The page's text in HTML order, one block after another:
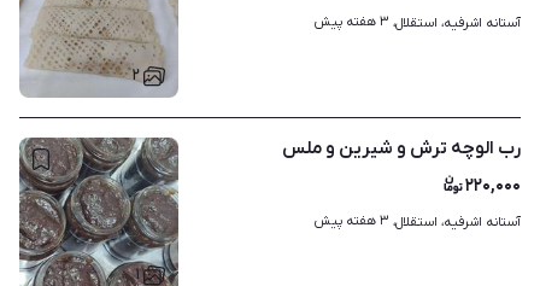
۲
آستانه اشرفیه، استقلال، ۳ هفته پیش
۱
رب الوچه ترش و شیرین و ملس
۲۲۰,۰۰۰
آستانه اشرفیه، استقلال، ۳ هفته پیش